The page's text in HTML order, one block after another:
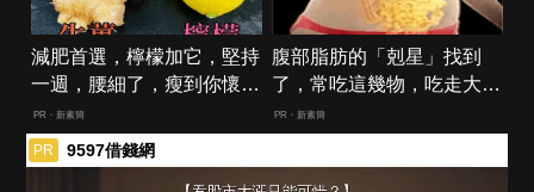
減肥首選，檸檬加它，堅持
一週，腰細了，瘦到你懷疑
人生
PR・新素簡
腹部脂肪的「剋星」找到
了，常吃這幾物，吃走大肚
囊，瘦出小蠻腰
PR・新素簡
PR 9597借錢網